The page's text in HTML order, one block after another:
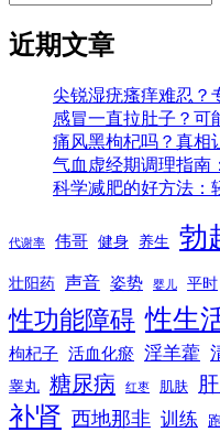
近期文章
尖锐湿疣瘙痒难忍？
感冒一直拉肚子？可
痛风黑枸杞吗？真相
气血虚经期调理指南
科学减肥的好方法：
代谢率 伟哥 健身 养生 勃
壮阳药 声音 姿势 婴儿 平时
性功能障碍 性生
枸杞子 活血化瘀 淫羊藿
睾丸 糖尿病 红枣 肌肤
补肾 西地那非 训练